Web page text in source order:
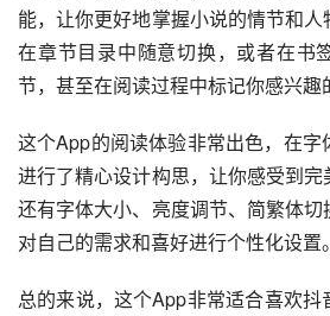
能，让你更好地掌握小说的情节和
在章节目录中随意切换，或者在书
节，甚至在阅读过程中标记你感兴趣
这个App的阅读体验非常出色，在
进行了精心设计构思，让你感受到完
还有字体大小、亮度调节、简繁体
对自己的需求和喜好进行个性化设置。
总的来说，这个App非常适合喜欢